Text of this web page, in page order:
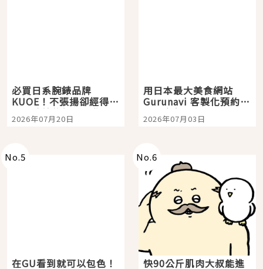
必買日系腕錶品牌
KUOE！不張揚卻經得起
時間洗鍊的經典之作五
選
2026年07月20日
用日本最大美食網站
Gurunavi 客製化預約九
大都市餐廳，打造專屬
美食體驗！
2026年07月03日
No.5
在GU看到就可以包色！
No.6
快90公斤肌肉大叔能進